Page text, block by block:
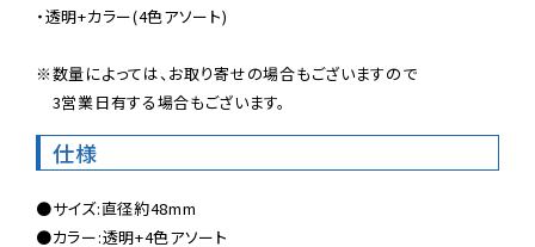
・透明+カラー(4色アソート)
※数量によっては、お取り寄せの場合もございますので
3営業日有する場合もございます。
仕様
●サイズ:直径約48mm
●カラー:透明+4色アソート